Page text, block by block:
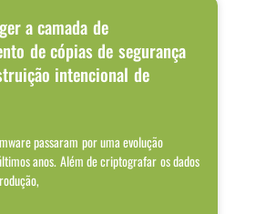
a camada de
de cópias de segurança
intencional de
passaram por uma evolução
anos. Além de criptografar os dados